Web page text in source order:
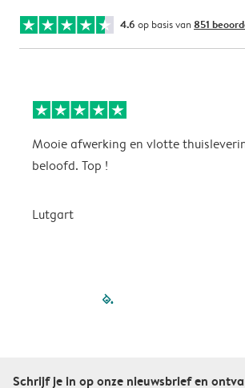
4.6 op basis van 851
Mooie afwerking en vlotte
beloofd. Top !
Lutgart
filled-
Schrijf je in op onze nieuwsbrief en